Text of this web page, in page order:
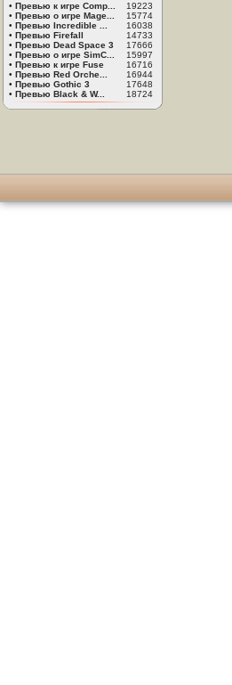
• Превью к игре Comp...
19223
• Превью о игре Mage...
15774
• Превью Incredible ...
16038
• Превью Firefall
14733
• Превью Dead Space 3
17666
• Превью о игре SimC...
15997
• Превью к игре Fuse
16716
• Превью Red Orche...
16944
• Превью Gothic 3
17648
• Превью Black & W... 18724